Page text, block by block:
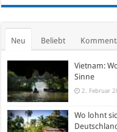
Neu Beliebt
Vietnam:
Sinne
2. Februar
Wo lohnt